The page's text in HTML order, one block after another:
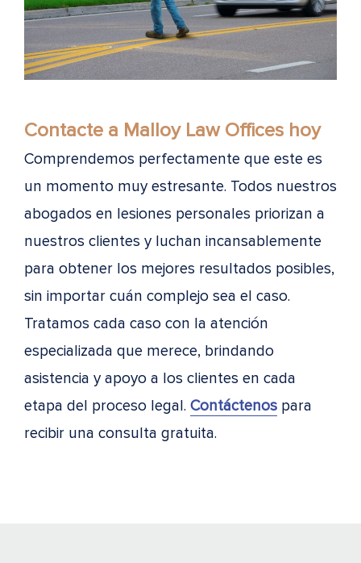
Contacte a Malloy Law Offices hoy
Comprendemos perfectamente que este es
un momento muy estresante. Todos nuestros
abogados en lesiones personales priorizan a
nuestros clientes y luchan incansablemente
para obtener los mejores resultados posibles,
sin importar cuán complejo sea el caso.
Tratamos cada caso con la atención
especializada que merece, brindando
asistencia y apoyo a los clientes en cada
etapa del proceso legal. Contáctenos para
recibir una consulta gratuita.